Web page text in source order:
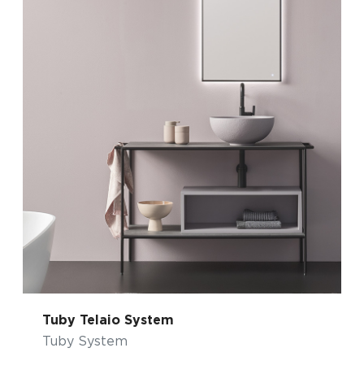
Tuby Telaio System
Tuby System